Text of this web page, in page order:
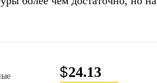
$24.13